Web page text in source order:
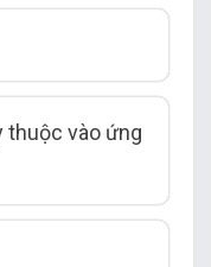
thuộc vào ứng